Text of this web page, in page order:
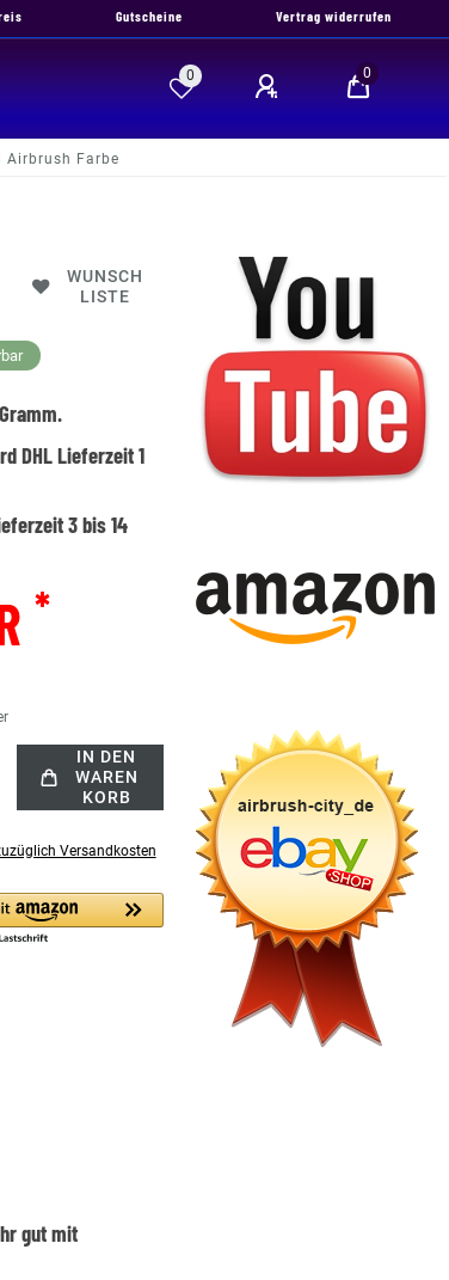
Gutscheine Vertrag widerrufen
0 0
Airbrush Farbe
WUNSCH
LISTE
Gramm.
DHL Lieferzeit 1
3 bis 14
*
IN DEN
WAREN
KORB
Versandkosten
gut mit